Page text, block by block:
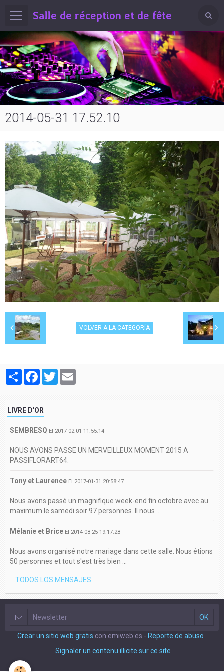
Salle de réception et de fête
2014-05-31 17.52.10
VOLVER A LA CATEGORÍA
PartagerFacebook
Twitter
LIVRE D'OR
SEMBRESQ El 2017-02-01 11:55:14
NOUS AVONS PASSE UN MERVEILLEUX MOMENT 2015 A
PASSIFLORART64.
Tony et Laurence El 2017-01-31 20:58:47
Nous avons passé un magnifique week-end fin octobre avec au
maximum le samedi soir 97 personnes. Il nous ...
Mélanie et Brice El 2014-08-25 19:17:28
Nous avons organisé notre mariage dans cette salle. Nous étions
50 personnes et tout s'est très bien ...
TODOS LOS MENSAJES
Crear un sitio web gratis con emiweb.es - Reporte de abuso
Signaler un contenu illicite sur ce site